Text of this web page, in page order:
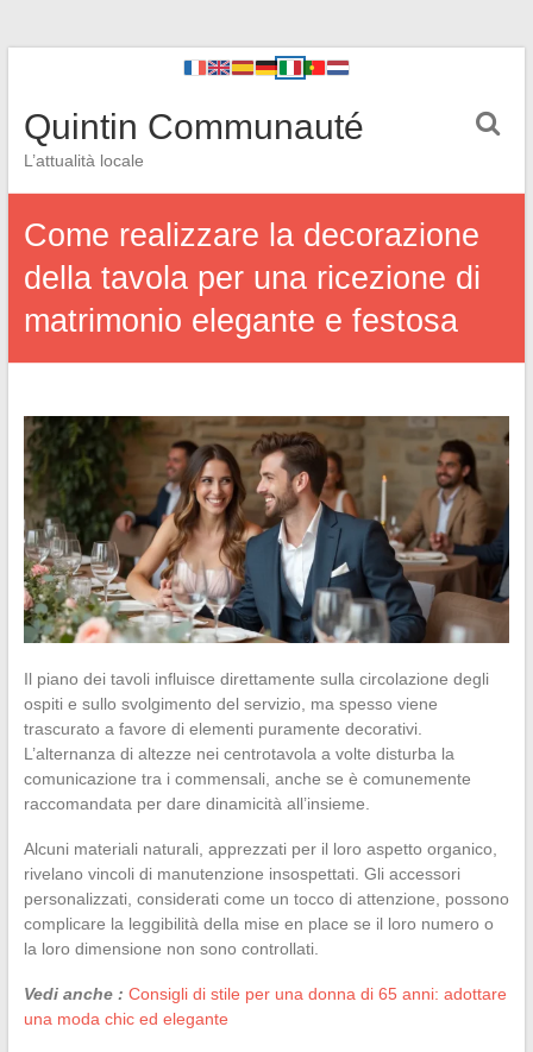
Quintin Communauté
L’attualità locale
Come realizzare la decorazione
della tavola per una ricezione di
matrimonio elegante e festosa
Il piano dei tavoli influisce direttamente sulla circolazione degli
ospiti e sullo svolgimento del servizio, ma spesso viene
trascurato a favore di elementi puramente decorativi.
L’alternanza di altezze nei centrotavola a volte disturba la
comunicazione tra i commensali, anche se è comunemente
raccomandata per dare dinamicità all’insieme.
Alcuni materiali naturali, apprezzati per il loro aspetto organico,
rivelano vincoli di manutenzione insospettati. Gli accessori
personalizzati, considerati come un tocco di attenzione, possono
complicare la leggibilità della mise en place se il loro numero o
la loro dimensione non sono controllati.
Vedi anche : Consigli di stile per una donna di 65 anni: adottare
una moda chic ed elegante